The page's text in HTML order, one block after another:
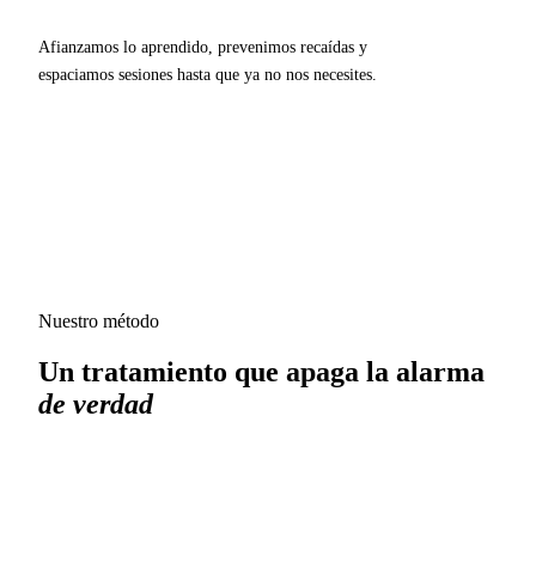
Afianzamos lo aprendido, prevenimos recaídas y
espaciamos sesiones hasta que ya no nos necesites.
Nuestro método
Un tratamiento que apaga la alarma
de verdad